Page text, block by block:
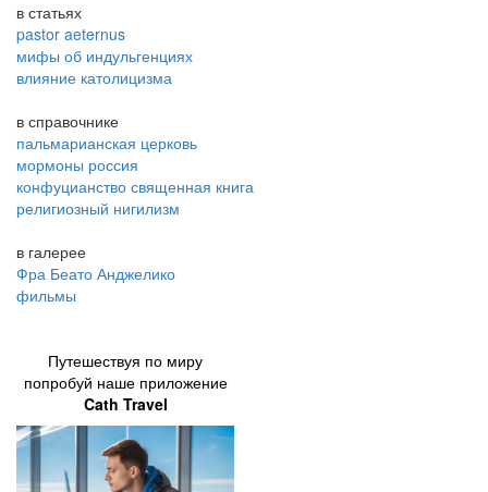
в статьях
pastor aeternus
мифы об индульгенциях
влияние католицизма
в справочнике
пальмарианская церковь
мормоны россия
конфуцианство священная книга
религиозный нигилизм
в галерее
Фра Беато Анджелико
фильмы
Путешествуя по миру
попробуй наше приложение
Cath Travel